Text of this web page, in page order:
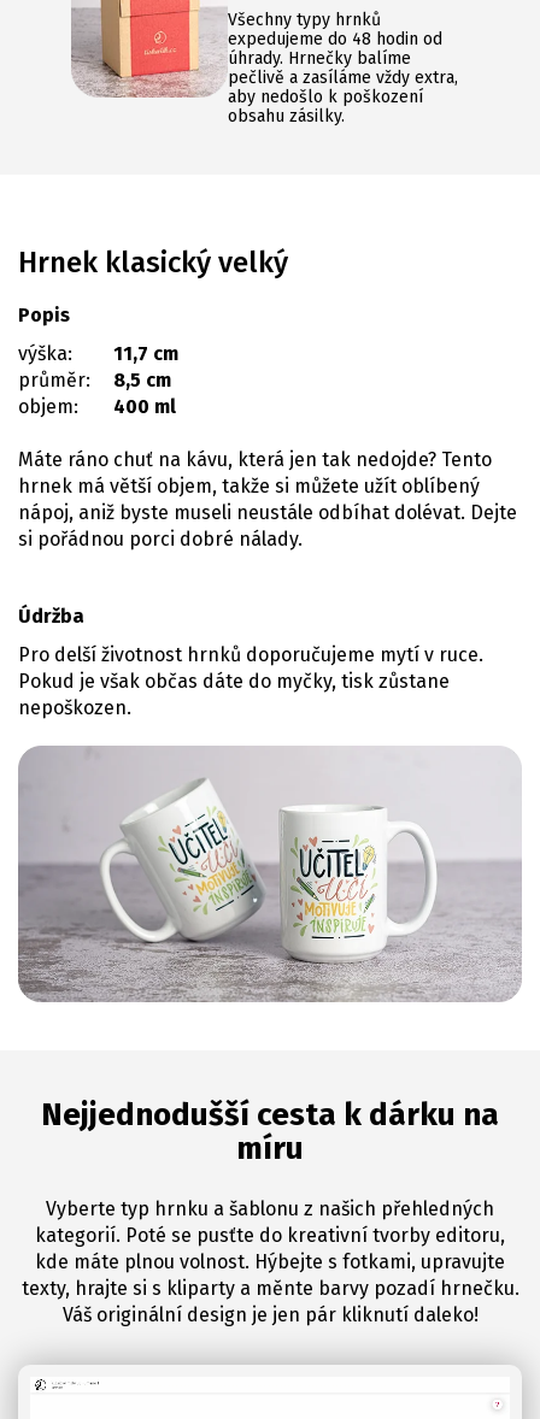
Všechny typy hrnků
expedujeme do 48 hodin od
úhrady. Hrnečky balíme
pečlivě a zasíláme vždy extra,
aby nedošlo k poškození
obsahu zásilky.
Hrnek klasický velký
Popis
výška:
11,7 cm
průměr:
8,5 cm
objem:
400 ml
Máte ráno chuť na kávu, která jen tak nedojde? Tento
hrnek má větší objem, takže si můžete užít oblíbený
nápoj, aniž byste museli neustále odbíhat dolévat. Dejte
si pořádnou porci dobré nálady.
Údržba
Pro delší životnost hrnků doporučujeme mytí v ruce.
Pokud je však občas dáte do myčky, tisk zůstane
nepoškozen.
Nejjednodušší cesta k dárku na
míru
Vyberte typ hrnku a šablonu z našich přehledných
kategorií. Poté se pusťte do kreativní tvorby editoru,
kde máte plnou volnost. Hýbejte s fotkami, upravujte
texty, hrajte si s kliparty a měnte barvy pozadí hrnečku.
Váš originální design je jen pár kliknutí daleko!